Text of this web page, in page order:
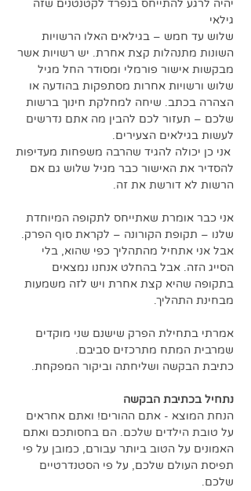
יהיה לרגע להתייחס בנפרד לקטנטנים שזה
גילאי
שלוש עד חמש – בגילאים האלו הרשויות
השונות מתנהלות קצת אחרת. יש רשויות אשר
מבקשות אישור פורמלי ומסודר החל מגיל
שלוש ורשויות אחרות מסתפקות בהודעה או
הצהרה בכתב. שיחה למחלקת חינוך ברשות
שלכם – תעזור לכם להבין מה אתם נדרשים
לעשות בגילאים הצעירים.
אני כן יכולה להגיד שהרבה משפחות מעדיפות
להסדיר את האישור כבר מגיל שלוש גם אם
הרשות לא דורשת את זה.
אני כבר אומרת שאתייחס לתקופה המיוחדת
שלנו – תקופת הקורונה – לקראת סוף הפרק.
אבל אני אתחיל מהתהליך כפי שהוא, בלי
הסייג הזה. אבל בהחלט אנחנו נמצאים
בתקופה שהיא קצת אחרת ויש לזה משמעות
מבחינת התהליך.
אמרתי בתחילת הפרק שישנם שני מוקדים
שמרבית המתח מתרכזים סביבם.
כתיבת הבקשה ושליחתה וביקור המפקחת.
נתחיל בכתיבת הבקשה
הנחת המוצא - אתם ההורים! ואתם אחראים
על טובת הילדים שלכם. הם בחסותכם ואתם
האמונים על הטוב ביותר עבורם, כמובן על פי
תפיסת העולם שלכם, על פי הסטנדרטיים
שלכם.